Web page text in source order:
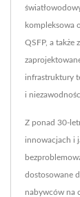
kompleksowa
QSFP, a także
infrastruktury
i
Z ponad 30-
innowacjach i
dostosowane
nabywców na